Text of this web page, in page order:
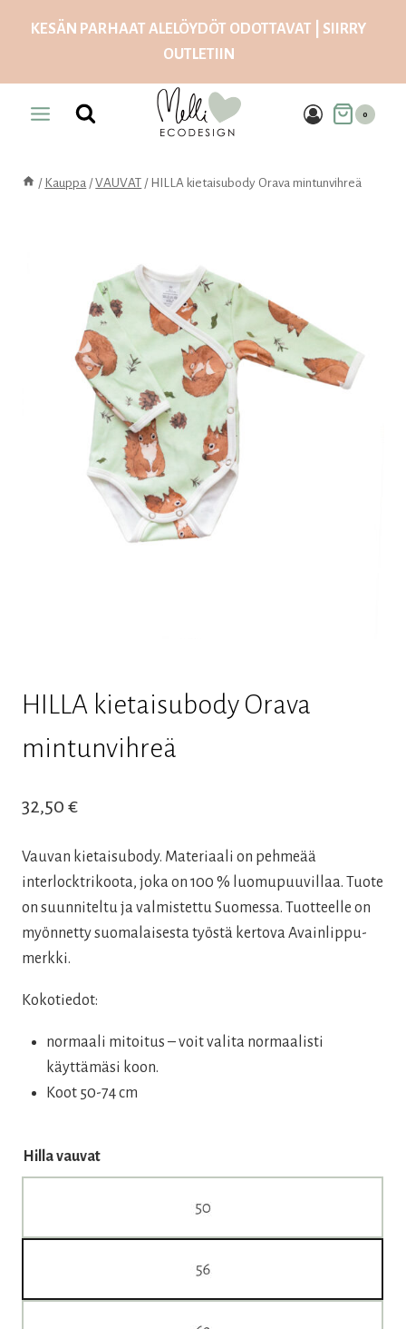
sisältöönKESÄN PARHAAT ALELÖYDÖT ODOTTAVAT | SIIRRY
OUTLETIIN
0
/ Kauppa / VAUVAT / HILLA kietaisubody Orava mintunvihreä
HILLA kietaisubody Orava
mintunvihreä
32,50 €
Vauvan kietaisubody. Materiaali on pehmeää
interlocktrikoota, joka on 100 % luomupuuvillaa. Tuote
on suunniteltu ja valmistettu Suomessa. Tuotteelle on
myönnetty suomalaisesta työstä kertova Avainlippu-
merkki.
Kokotiedot:
normaali mitoitus – voit valita normaalisti
käyttämäsi koon.
Koot 50-74 cm
Hilla vauvat